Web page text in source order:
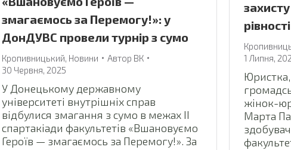
рівності
1 Липня,
жінок-
Марта
змагаємось за Перемогу!»: у
ДонДУВС провели турнір з сумо
Кропивницький, Новини Автор ВК
30 Червня, 2025
У Донецькому державному
університеті внутрішніх справ
відбулися змагання з сумо в межах ІІ
спартакіади факультетів «Вшановуємо
Героїв — змагаємось за Перемогу!». За